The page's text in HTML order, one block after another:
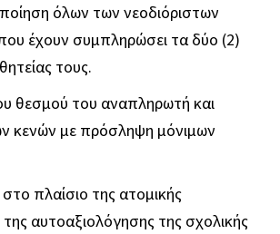
όλων των νεοδιόριστων
έχουν συμπληρώσει τα δύο (2)
τους.
θεσμού του αναπληρωτή και
κενών με πρόσληψη μόνιμων
πλαίσιο της ατομικής
αυτοαξιολόγησης της σχολικής